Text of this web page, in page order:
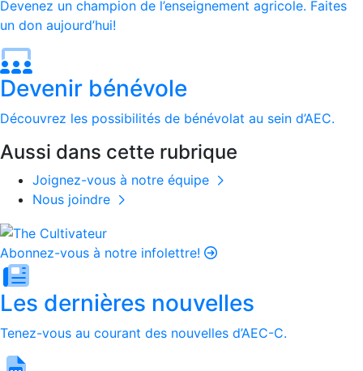
Devenez un champion de l’enseignement agricole. Faites
un don aujourd’hui!
Devenir bénévole
Découvrez les possibilités de bénévolat au sein d’AEC.
Aussi dans cette rubrique
Joignez-vous à notre équipe
Nous joindre
Abonnez-vous à notre infolettre!
Les dernières nouvelles
Tenez-vous au courant des nouvelles d’AEC-C.